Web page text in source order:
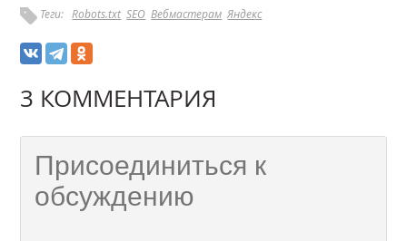
Теги: Robots.txt SEO Вебмастерам Яндекс
3 КОММЕНТАРИЯ